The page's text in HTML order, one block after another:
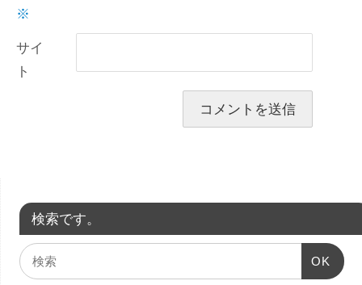
※
サイ
ト
検索です。
OK